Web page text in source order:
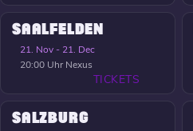
SAALFELDEN
21. Nov - 21. Dec
20:00 Uhr Nexus
TICKETS
SALZBURG